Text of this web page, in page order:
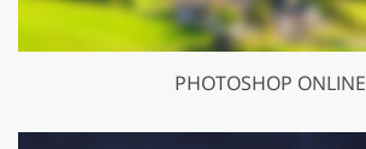
PHOTOSHOP ONLINE